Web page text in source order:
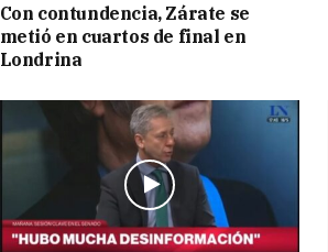
Con contundencia, Zárate se
metió en cuartos de final en
Londrina